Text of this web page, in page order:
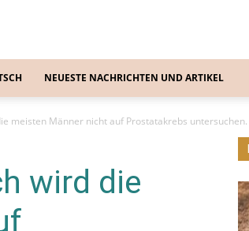
NEUESTE NACHRICHTEN UND ARTIKEL
meisten Männer nicht auf Prostatakrebs untersuchen.
wird die